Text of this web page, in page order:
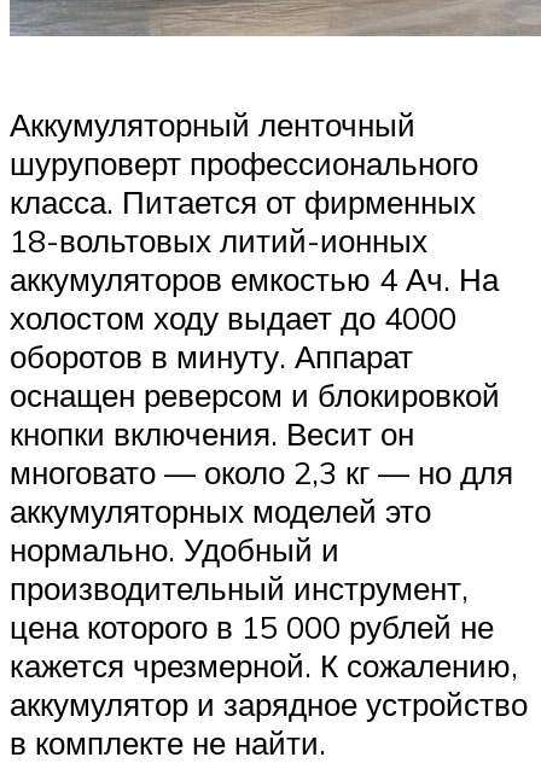
Аккумуляторный ленточный
шуруповерт профессионального
класса. Питается от фирменных
18-вольтовых литий-ионных
аккумуляторов емкостью 4 Ач. На
холостом ходу выдает до 4000
оборотов в минуту. Аппарат
оснащен реверсом и блокировкой
кнопки включения. Весит он
многовато — около 2,3 кг — но для
аккумуляторных моделей это
нормально. Удобный и
производительный инструмент,
цена которого в 15 000 рублей не
кажется чрезмерной. К сожалению,
аккумулятор и зарядное устройство
в комплекте не найти.